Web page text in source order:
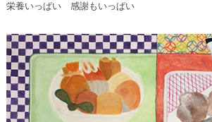
栄養いっぱい 感謝もいっぱい